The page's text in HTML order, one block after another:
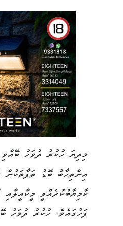
މިދިޔަ ހުކުރު ދުވަހު
އިންތިހާބު ބޮޑު
ކާމިޔާބުކުރެއްވީ
ފަހުގައެވެ. ހުކުރު ދުވަހު